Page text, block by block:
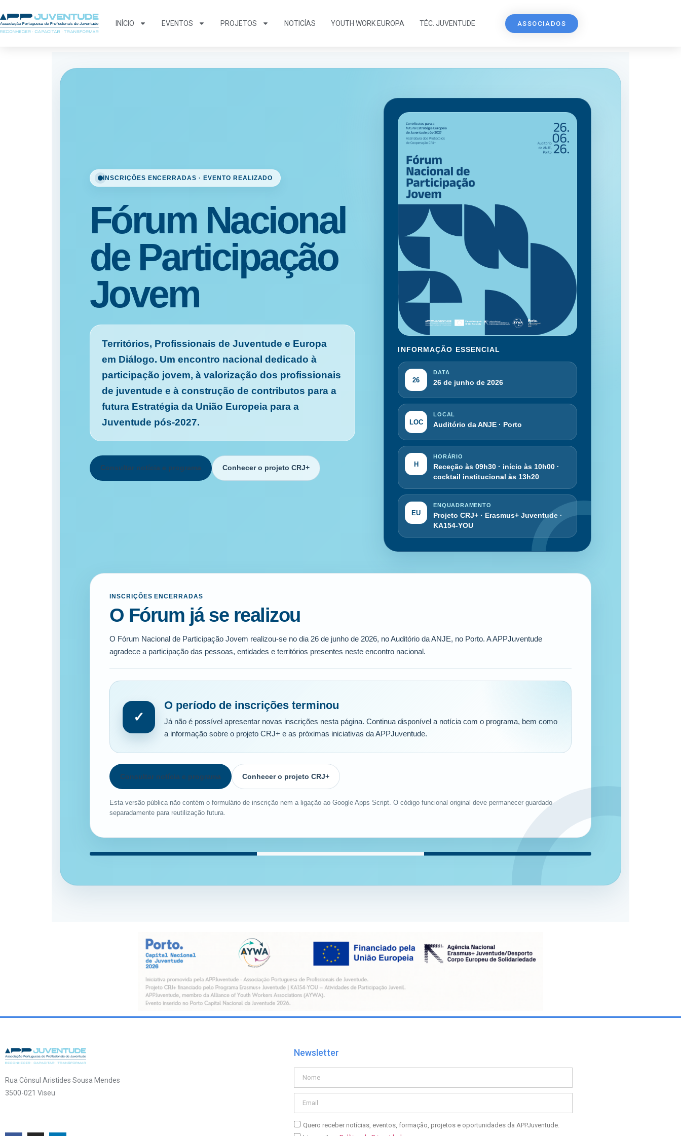
INÍCIO EVENTOS PROJETOS NOTICÍAS YOUTH WORK EUROPA TÉC. JUVENTUDE ASSOCIADOS
INSCRIÇÕES ENCERRADAS · EVENTO REALIZADO
Fórum Nacional
de Participação
Jovem
Territórios, Profissionais de Juventude e Europa
em Diálogo. Um encontro nacional dedicado à
participação jovem, à valorização dos profissionais
de juventude e à construção de contributos para a
futura Estratégia da União Europeia para a
Juventude pós-2027.
Consultar notícia e programa Conhecer o projeto CRJ+
INFORMAÇÃO ESSENCIAL
26
DATA
26 de junho de 2026
LOC
LOCAL
Auditório da ANJE · Porto
H
HORÁRIO
Receção às 09h30 · início às 10h00 ·
cocktail institucional às 13h20
EU
ENQUADRAMENTO
Projeto CRJ+ · Erasmus+ Juventude ·
KA154-YOU
INSCRIÇÕES ENCERRADAS
O Fórum já se realizou
O Fórum Nacional de Participação Jovem realizou-se no dia 26 de junho de 2026, no Auditório da ANJE, no Porto. A APPJuventude
agradece a participação das pessoas, entidades e territórios presentes neste encontro nacional.
✓
O período de inscrições terminou
Já não é possível apresentar novas inscrições nesta página. Continua disponível a notícia com o programa, bem como
a informação sobre o projeto CRJ+ e as próximas iniciativas da APPJuventude.
Consultar notícia e programa Conhecer o projeto CRJ+
Esta versão pública não contém o formulário de inscrição nem a ligação ao Google Apps Script. O código funcional original deve permanecer guardado
separadamente para reutilização futura.
Rua Cônsul Aristides Sousa Mendes
3500-021 Viseu
Newsletter
Quero receber notícias, eventos, formação, projetos e oportunidades da APPJuventude.